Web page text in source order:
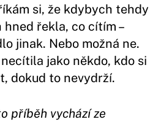
si, že kdybych tehdy
řekla, co cítím –
jinak. Nebo možná ne.
jako někdo, kdo si
dokud to nevydrží.
příběh vychází ze